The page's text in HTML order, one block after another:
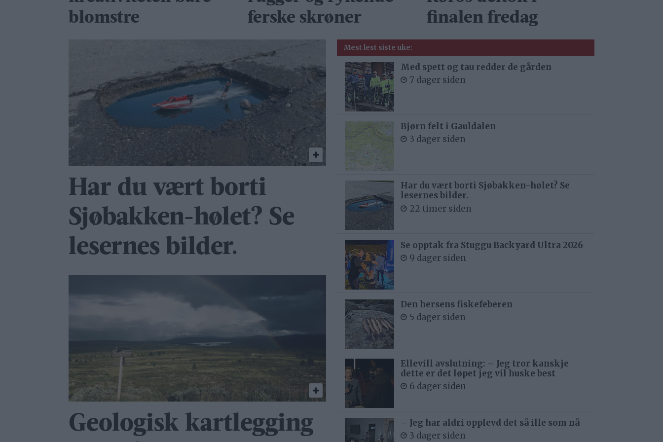
blomstre
ferske skrøner
finalen fredag
Har du vært borti
Sjøbakken-hølet? Se
lesernes bilder.
Geologisk kartlegging
Mest lest siste uke:
Med spett og tau redder de gården
7 dager siden
Bjørn felt i Gauldalen
3 dager siden
Har du vært borti Sjøbakken-hølet? Se
lesernes bilder.
22 timer siden
Se opptak fra Stuggu Backyard Ultra 2026
9 dager siden
Den hersens fiskefeberen
5 dager siden
Ellevill avslutning: – Jeg tror kanskje
dette er det løpet jeg vil huske best
6 dager siden
– Jeg har aldri opplevd det så ille som nå
3 dager siden